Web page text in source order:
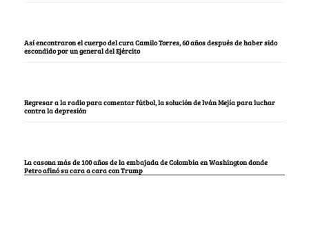
Así encontraron el cuerpo del cura Camilo Torres, 60 años después de haber sido
escondido por un general del Ejército
Regresar a la radio para comentar fútbol, la solución de Iván Mejía para luchar
contra la depresión
La casona más de 100 años de la embajada de Colombia en Washington donde
Petro afinó su cara a cara con Trump